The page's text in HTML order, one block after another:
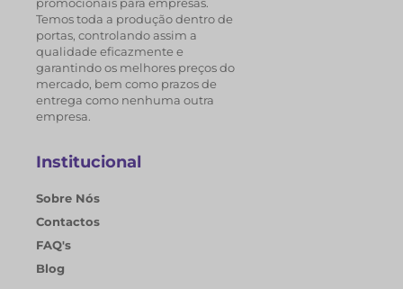
Temos toda a produção dentro de
portas, controlando assim a
qualidade eficazmente e
garantindo os melhores preços do
mercado, bem como prazos de
entrega como nenhuma outra
empresa.
Institucional
Sobre Nós
Contactos
FAQ's
Blog